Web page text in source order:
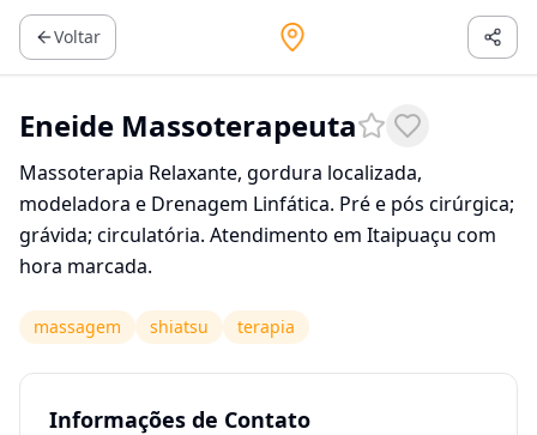
Voltar
Eneide Massoterapeuta
Massoterapia Relaxante, gordura localizada,
modeladora e Drenagem Linfática. Pré e pós cirúrgica;
grávida; circulatória. Atendimento em Itaipuaçu com
hora marcada.
massagem shiatsu terapia
Informações de Contato